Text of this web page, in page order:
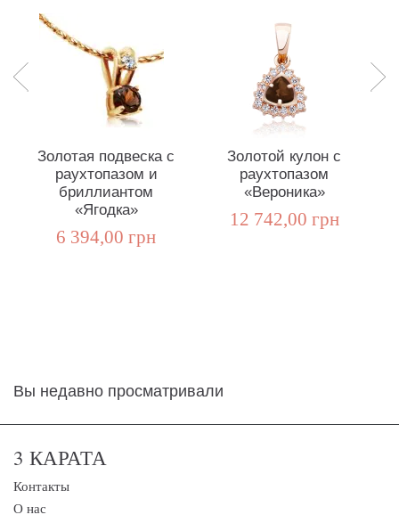
Золотая подвеска с
раухтопазом и
бриллиантом
«Ягодка»
6 394,00 грн
Золотой кулон с
раухтопазом
«Вероника»
12 742,00 грн
Вы недавно просматривали
3 КАРАТА
Контакты
О нас